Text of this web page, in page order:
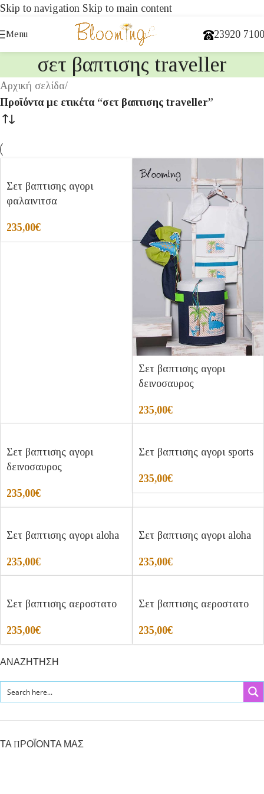
Skip to navigation Skip to main content
Menu 23920
σετ βαπτισης traveller
Αρχική σελίδα/
Προϊόντα με ετικέτα “σετ βαπτισης traveller”
Σετ βαπτισης αγορι
φαλαινιτσα
235,00€
Σετ βαπτισης αγορι
δεινοσαυρος
235,00€
Σετ βαπτισης αγορι
δεινοσαυρος
235,00€
Σετ βαπτισης αγορι sports
235,00€
Σετ βαπτισης αγορι aloha
235,00€
Σετ βαπτισης αγορι aloha
235,00€
Σετ βαπτισης αεροστατο
235,00€
Σετ βαπτισης αεροστατο
235,00€
ΑΝΑΖΗΤΗΣΗ
ΤΑ ΠΡΟΪΟΝΤΑ ΜΑΣ